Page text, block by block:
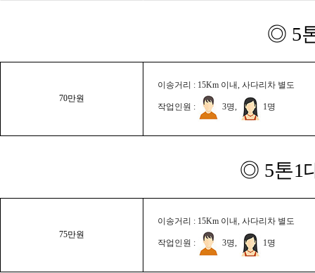
◎ 5
70만원
이송거리 : 15Km 이내, 사다리차 별도
작업인원 : 3명, 1명
◎ 5톤1
75만원
이송거리 : 15Km 이내, 사다리차 별도
작업인원 : 3명, 1명